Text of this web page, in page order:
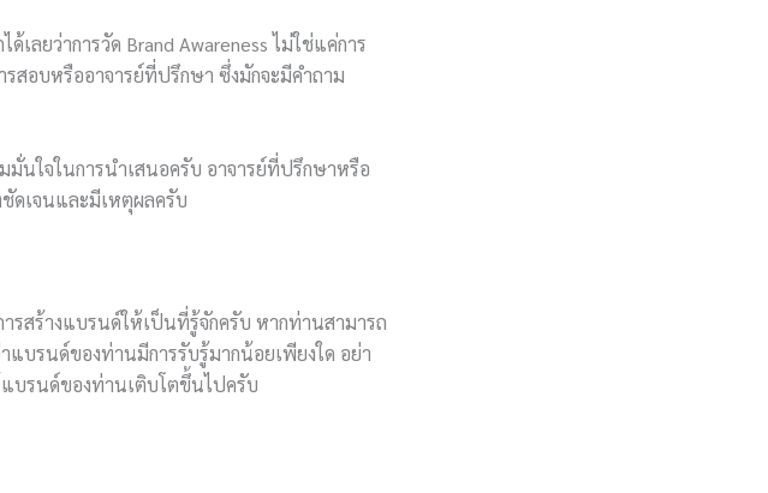
ลยว่าการวัด Brand Awareness ไม่ใช่แค่การ
รสอบหรืออาจารย์ที่ปรึกษา ซึ่งมักจะมีคำถาม
นใจในการนำเสนอครับ อาจารย์ที่ปรึกษาหรือ
ดเจนและมีเหตุผลครับ
รสร้างแบรนด์ให้เป็นที่รู้จักครับ หากท่านสามารถ
บรนด์ของท่านมีการรับรู้มากน้อยเพียงใด อย่า
แบรนด์ของท่านเติบโตขึ้นไปครับ